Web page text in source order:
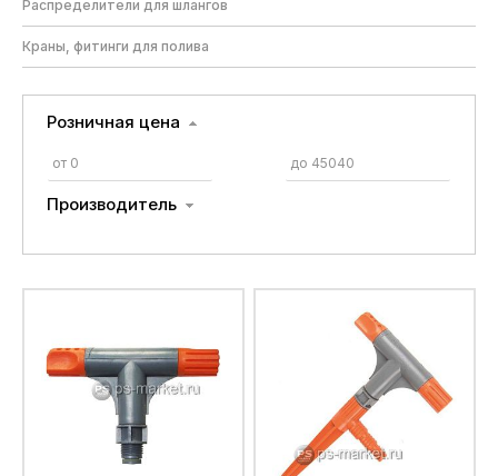
Распределители для шлангов
Краны, фитинги для полива
Розничная цена
Производитель